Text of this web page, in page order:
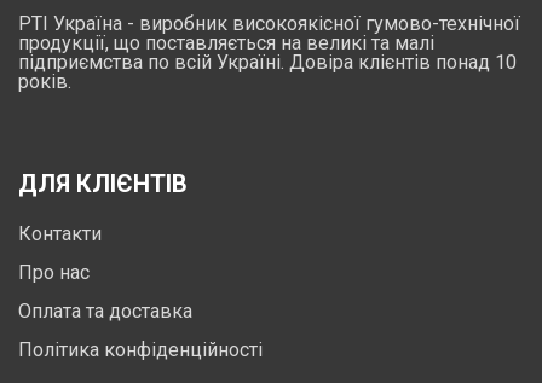
РТІ Україна - виробник високоякісної гумово-технічної
продукції, що поставляється на великі та малі
підприємства по всій Україні. Довіра клієнтів понад 10
років.
ДЛЯ КЛІЄНТІВ
Контакти
Про нас
Оплата та доставка
Політика конфіденційності